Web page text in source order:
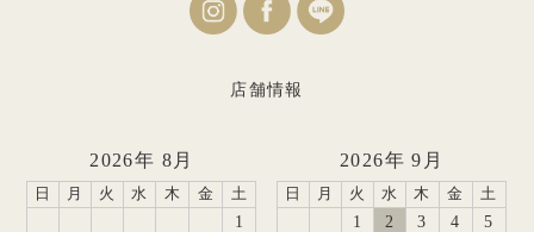
店舗情報
2026年 8月
日 月 火 水 木 金 土
1
2026年 9月
日 月 火 水 木 金 土
1 2 3 4 5